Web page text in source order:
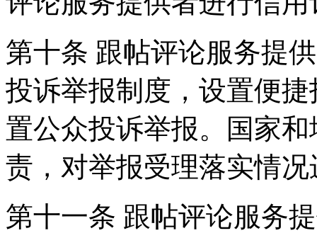
第十条 跟帖评论服务提
投诉举报制度，设置便
置公众投诉举报。国家
责，对举报受理落实情
第十一条 跟帖评论服务